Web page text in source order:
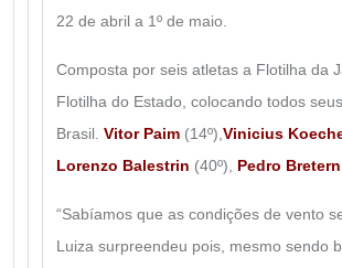
22 de abril a 1º de maio.
Composta por seis atletas a Flotilha da
Flotilha do Estado, colocando todos
Brasil. Vitor Paim (14º), Vinicius
Lorenzo Balestrin (40º), Pedro
“Sabíamos que as condições de vento
Luiza surpreendeu pois, mesmo sendo